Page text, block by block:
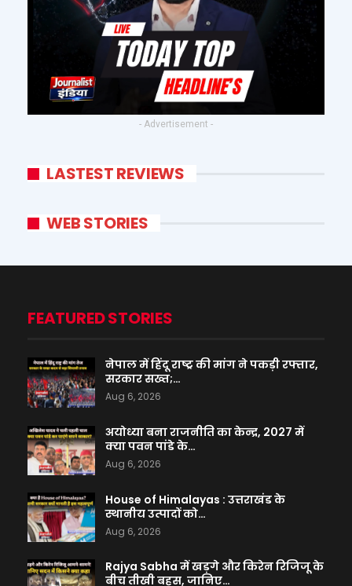
- Advertisement -
LASTEST REVIEWS
WEB STORIES
FEATURED STORIES
नेपाल में हिंदू राष्ट्र की मांग ने पकड़ी रफ्तार,
सरकार सख्त;…
Aug 6, 2026
अयोध्या बना राजनीति का केन्द्र, 2027 में
क्या पवन पांडे के…
Aug 6, 2026
House of Himalayas : उत्तराखंड के
स्थानीय उत्पादों को…
Aug 6, 2026
Rajya Sabha में खड़गे और किरेन रिजिजू के
बीच तीखी बहस, जानिए…